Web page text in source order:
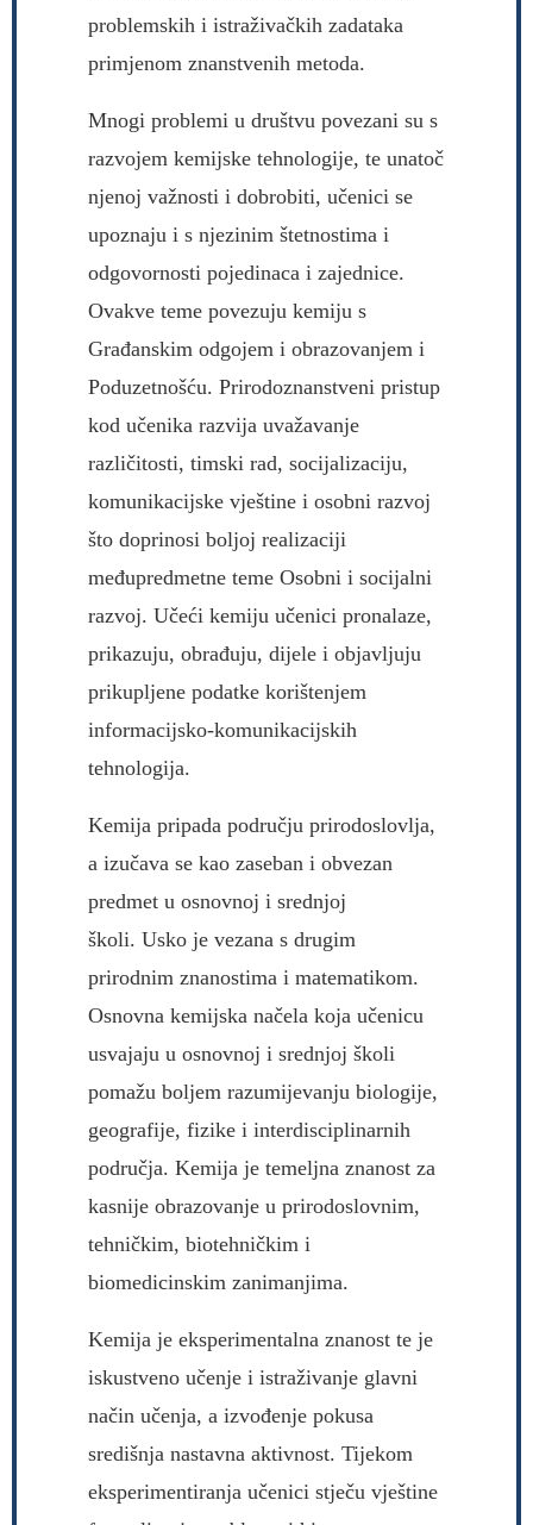
problemskih i istraživačkih zadataka
primjenom znanstvenih metoda.
Mnogi problemi u društvu povezani su s
razvojem kemijske tehnologije, te unatoč
njenoj važnosti i dobrobiti, učenici se
upoznaju i s njezinim štetnostima i
odgovornosti pojedinaca i zajednice.
Ovakve teme povezuju kemiju s
Građanskim odgojem i obrazovanjem i
Poduzetnošću. Prirodoznanstveni pristup
kod učenika razvija uvažavanje
različitosti, timski rad, socijalizaciju,
komunikacijske vještine i osobni razvoj
što doprinosi boljoj realizaciji
međupredmetne teme Osobni i socijalni
razvoj. Učeći kemiju učenici pronalaze,
prikazuju, obrađuju, dijele i objavljuju
prikupljene podatke korištenjem
informacijsko-komunikacijskih
tehnologija.
Kemija pripada području prirodoslovlja,
a izučava se kao zaseban i obvezan
predmet u osnovnoj i srednjoj
školi. Usko je vezana s drugim
prirodnim znanostima i matematikom.
Osnovna kemijska načela koja učenicu
usvajaju u osnovnoj i srednjoj školi
pomažu boljem razumijevanju biologije,
geografije, fizike i interdisciplinarnih
područja. Kemija je temeljna znanost za
kasnije obrazovanje u prirodoslovnim,
tehničkim, biotehničkim i
biomedicinskim zanimanjima.
Kemija je eksperimentalna znanost te je
iskustveno učenje i istraživanje glavni
način učenja, a izvođenje pokusa
središnja nastavna aktivnost. Tijekom
eksperimentiranja učenici stječu vještine